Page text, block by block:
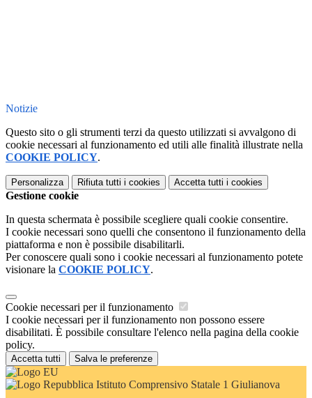
Notizie
Questo sito o gli strumenti terzi da questo utilizzati si avvalgono di
cookie necessari al funzionamento ed utili alle finalità illustrate nella
COOKIE POLICY.
Personalizza Rifiuta tutti i cookies Accetta tutti i cookies
Gestione cookie
In questa schermata è possibile scegliere quali cookie consentire.
I cookie necessari sono quelli che consentono il funzionamento della
piattaforma e non è possibile disabilitarli.
Per conoscere quali sono i cookie necessari al funzionamento potete
visionare la COOKIE POLICY.
Cookie necessari per il funzionamento
I cookie necessari per il funzionamento non possono essere
disabilitati. È possibile consultare l'elenco nella pagina della cookie
policy.
Accetta tutti Salva le preferenze
Istituto Comprensivo Statale 1 Giulianova